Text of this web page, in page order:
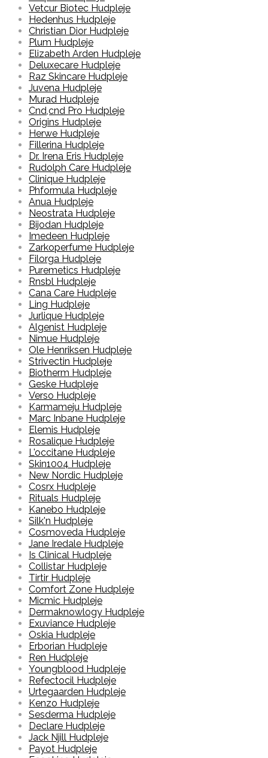
Vetcur Biotec Hudpleje
Hedenhus Hudpleje
Christian Dior Hudpleje
Plum Hudpleje
Elizabeth Arden Hudpleje
Deluxecare Hudpleje
Raz Skincare Hudpleje
Juvena Hudpleje
Murad Hudpleje
Cnd,cnd Pro Hudpleje
Origins Hudpleje
Herwe Hudpleje
Fillerina Hudpleje
Dr. Irena Eris Hudpleje
Rudolph Care Hudpleje
Clinique Hudpleje
Phformula Hudpleje
Anua Hudpleje
Neostrata Hudpleje
Bijodan Hudpleje
Imedeen Hudpleje
Zarkoperfume Hudpleje
Filorga Hudpleje
Puremetics Hudpleje
Rnsbl Hudpleje
Cana Care Hudpleje
Ling Hudpleje
Jurlique Hudpleje
Algenist Hudpleje
Nimue Hudpleje
Ole Henriksen Hudpleje
Strivectin Hudpleje
Biotherm Hudpleje
Geske Hudpleje
Verso Hudpleje
Karmameju Hudpleje
Marc Inbane Hudpleje
Elemis Hudpleje
Rosalique Hudpleje
L'occitane Hudpleje
Skin1004 Hudpleje
New Nordic Hudpleje
Cosrx Hudpleje
Rituals Hudpleje
Kanebo Hudpleje
Silk'n Hudpleje
Cosmoveda Hudpleje
Jane Iredale Hudpleje
Is Clinical Hudpleje
Collistar Hudpleje
Tirtir Hudpleje
Comfort Zone Hudpleje
Micmic Hudpleje
Dermaknowlogy Hudpleje
Exuviance Hudpleje
Oskia Hudpleje
Erborian Hudpleje
Ren Hudpleje
Youngblood Hudpleje
Refectocil Hudpleje
Urtegaarden Hudpleje
Kenzo Hudpleje
Sesderma Hudpleje
Declare Hudpleje
Jack Njill Hudpleje
Payot Hudpleje